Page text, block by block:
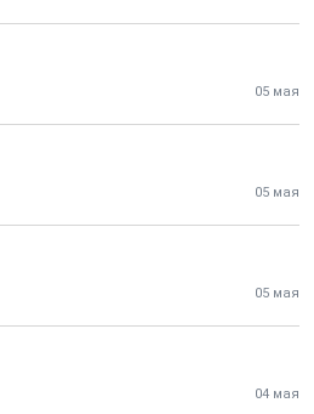
05 мая
05 мая
05 мая
04 мая